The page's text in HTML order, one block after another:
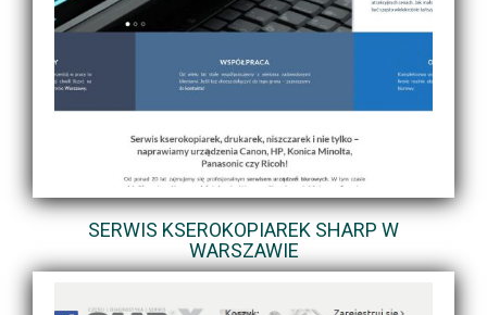
SERWIS KSEROKOPIAREK SHARP W
WARSZAWIE